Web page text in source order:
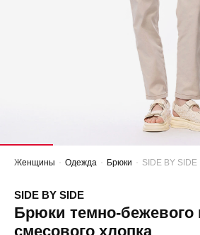
Женщины Одежда Брюки SIDE BY
SIDE BY SIDE
Брюки темно-бежевого
смесового хлопка